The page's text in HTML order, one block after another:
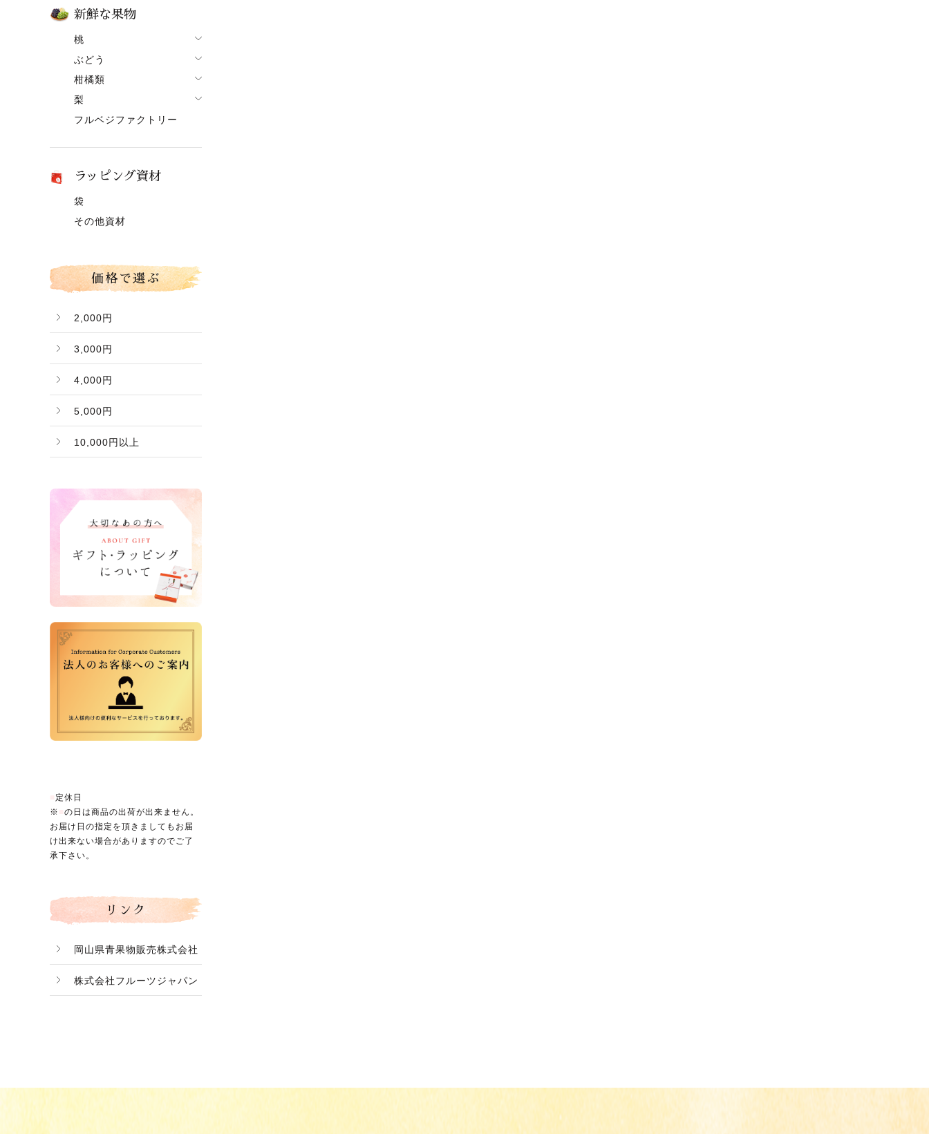
新鮮な果物
桃
桃一覧
白鳳【7月上旬～】
おかやま夢白桃【7月中
黄金桃【9月上旬頃～】
～】
ぶどう
ぶどう一覧
シャインマスカット
柑橘類
せとか
梨
梨一覧
フルベジファクトリー
ラッピング資材
袋
その他資材
価格で選ぶ
2,000円
3,000円
4,000円
5,000円
10,000円以上
定休日
※
の日は商品の出荷が出来ません。
お届け日の指定を頂きましてもお届
け出来ない場合がありますのでご了
承下さい。
リンク
岡山県青果物販売株式会社
株式会社フルーツジャパン